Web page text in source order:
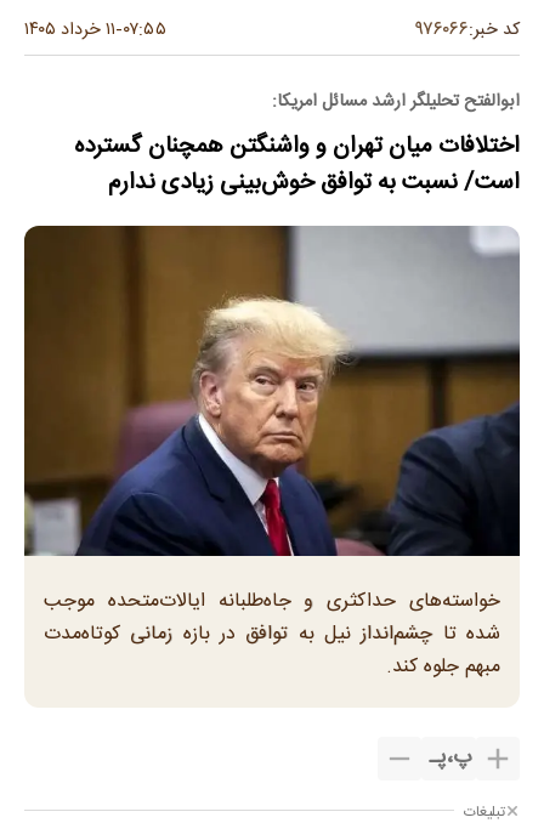
کد خبر:۹۷۶۰۶۶ ۰۷:۵۵-۱۱ خرداد ۱۴۰۵
ابوالفتح تحلیلگر ارشد مسائل امریکا:
اختلافات میان تهران و واشنگتن همچنان گسترده
است/ نسبت به توافق خوش‌بینی زیادی ندارم
خواسته‌های حداکثری و جاه‌طلبانه ایالات‌متحده موجب
شده تا چشم‌انداز نیل به توافق در بازه زمانی کوتاه‌مدت
مبهم جلوه کند.
پ،پـ
تبلیغات